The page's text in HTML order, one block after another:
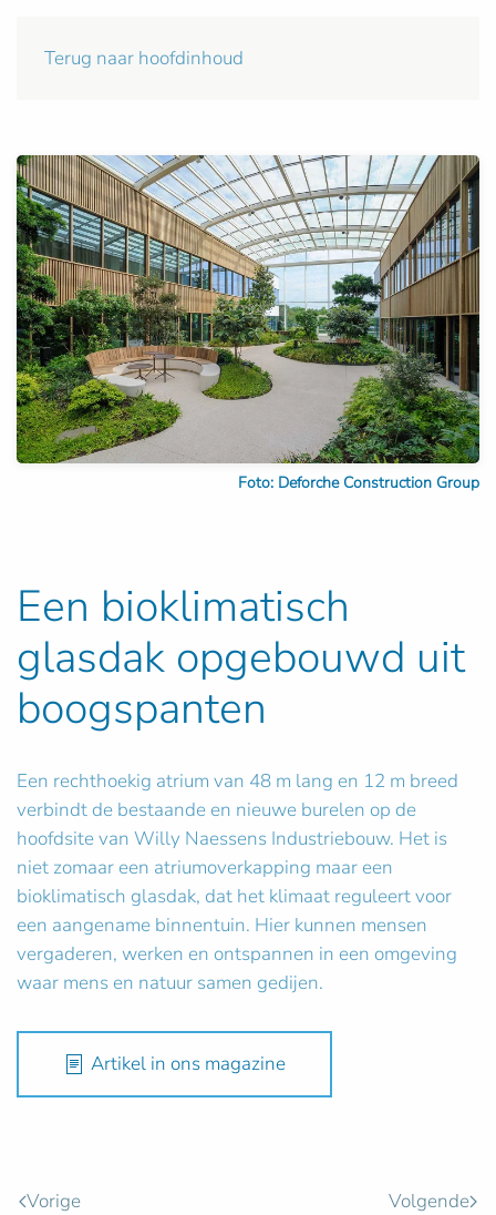
Terug naar hoofdinhoud
Foto: Deforche Construction Group
Een bioklimatisch
glasdak opgebouwd uit
boogspanten
Een rechthoekig atrium van 48 m lang en 12 m breed
verbindt de bestaande en nieuwe burelen op de
hoofdsite van Willy Naessens Industriebouw. Het is
niet zomaar een atriumoverkapping maar een
bioklimatisch glasdak, dat het klimaat reguleert voor
een aangename binnentuin. Hier kunnen mensen
vergaderen, werken en ontspannen in een omgeving
waar mens en natuur samen gedijen.
Artikel in ons magazine
Vorige Volgende